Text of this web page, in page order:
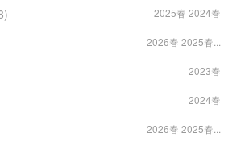
2025春 2024春
2026春 2025春...
2023春
2024春
2026春 2025春...